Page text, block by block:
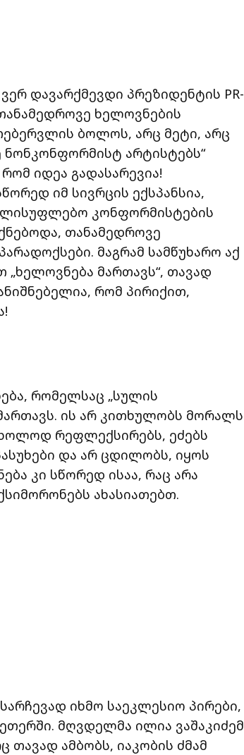
დავარქმევდი პრეზიდენტის PR-
ხელოვნების
ბოლოს, არც მეტი, არც
არტისტებს“
იდეა გადასარევია!
იმ სივრცის ექსპანსია,
კონფორმისტების
თანამედროვე
მაგრამ სამწუხარო აქ
„ხელოვნება მართავს“, თავად
რომ პირიქით,
რომელსაც „სულის
ის არ კითხულობს მორალს
რეფლექსირებს, ეძებს
და არ ცდილობს, იყოს
კი სწორედ ისაა, რაც არა
ახასიათებთ.
იხმო საეკლესიო პირები,
მღვდელმა ილია ვაშაკიძემ
ამბობს, იაკობის ძმამ